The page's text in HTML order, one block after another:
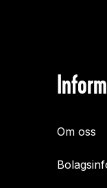
Om oss